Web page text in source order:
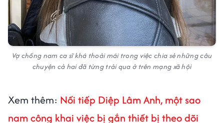
Vợ chồng nam ca sĩ khá thoải mái trong việc chia sẻ những câu
chuyện cả hai đã từng trải qua ở trên mạng xã hội
Xem thêm: Nối tiếp Diệp Lâm Anh, một sao
nam công khai việc bị gắn thiết bị theo dõi